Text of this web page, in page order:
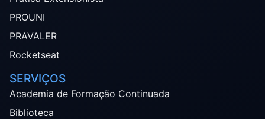
PROUNI
PRAVALER
Rocketseat
SERVIÇOS
Academia de Formação Continuada
Biblioteca